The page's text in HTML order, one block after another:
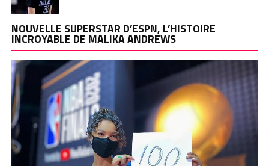
NOUVELLE SUPERSTAR D’ESPN, L’HISTOIRE
INCROYABLE DE MALIKA ANDREWS